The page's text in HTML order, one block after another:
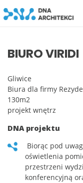
BIURO VIRIDI
Gliwice
Biura dla firmy
130m2
projekt wnętrz
DNA projektu
biorąc pod uwagę maksymalne wykorzystanie
oświetlenia
przestrzeni
konferencyjną